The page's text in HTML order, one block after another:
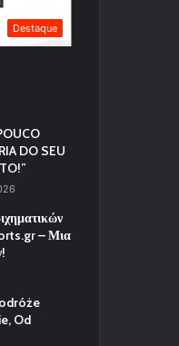
Destaque
DO SEU
– Μια
Od